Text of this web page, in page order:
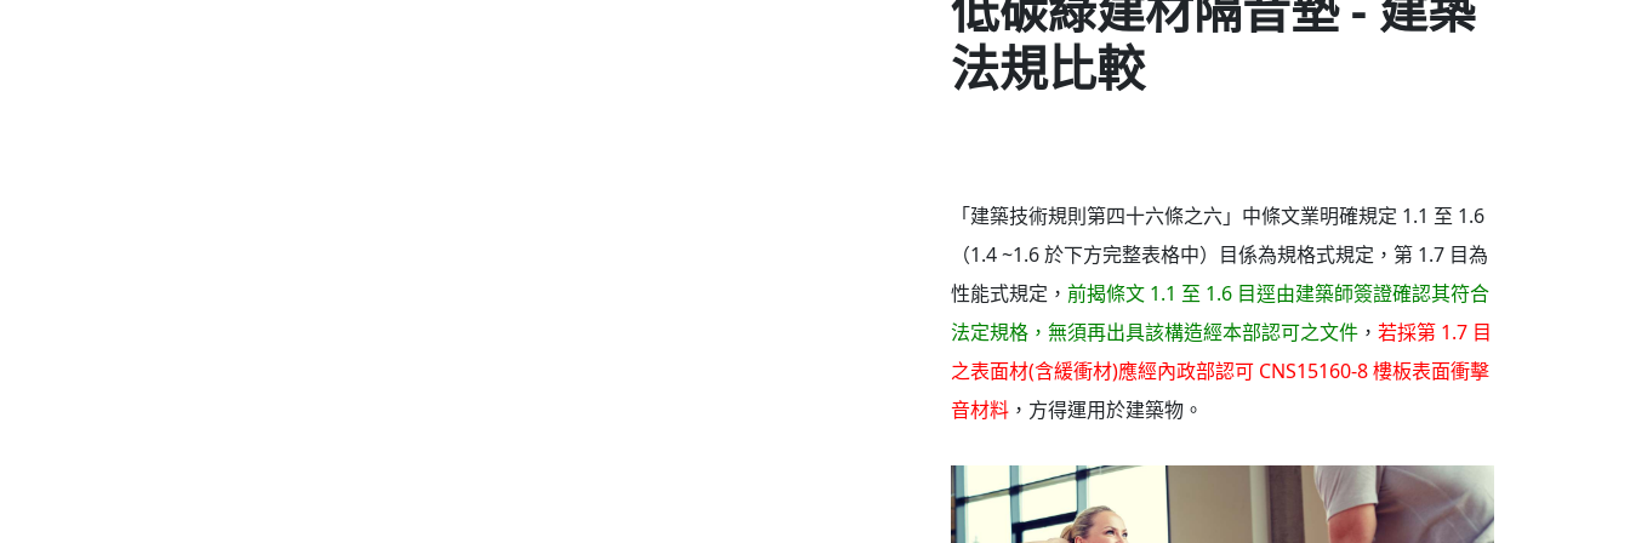
法規比較
「建築技術規則第四十六條之六」中條文業明確規定 1.1 至 1.6
（1.4 ~1.6 於下方完整表格中） 目係為規格式規定，第 1.7 目為
性能式規定， 前揭條文 1.1 至 1.6 目逕由建築師簽證確認其符合
法定規格，無須再出具該構造經本部認可之文件 ， 若採第 1.7 目
之表面材(含緩衝材)應經內政部認可 CNS15160-8 樓板表面衝擊
音材料 ，方得運用於建築物。